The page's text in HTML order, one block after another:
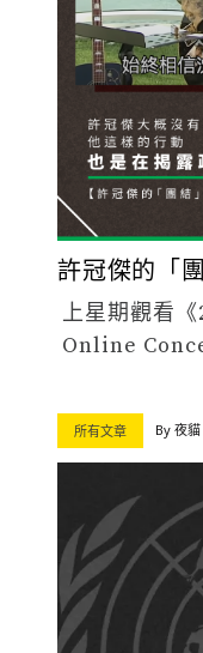
許冠傑的「
上星期觀看
Online
所有文章 By 夜